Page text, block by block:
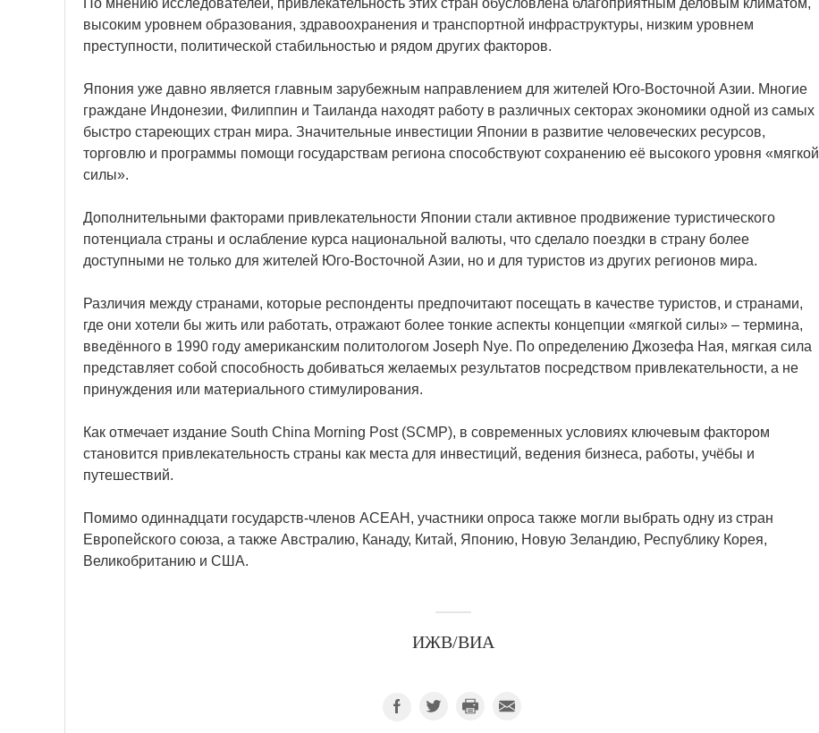
По мнению исследователей, привлекательность этих стран обусловлена благоприятным деловым климатом,
высоким уровнем образования, здравоохранения и транспортной инфраструктуры, низким уровнем
преступности, политической стабильностью и рядом других факторов.
Япония уже давно является главным зарубежным направлением для жителей Юго-Восточной Азии. Многие
граждане Индонезии, Филиппин и Таиланда находят работу в различных секторах экономики одной из самых
быстро стареющих стран мира. Значительные инвестиции Японии в развитие человеческих ресурсов,
торговлю и программы помощи государствам региона способствуют сохранению её высокого уровня «мягкой
силы».
Дополнительными факторами привлекательности Японии стали активное продвижение туристического
потенциала страны и ослабление курса национальной валюты, что сделало поездки в страну более
доступными не только для жителей Юго-Восточной Азии, но и для туристов из других регионов мира.
Различия между странами, которые респонденты предпочитают посещать в качестве туристов, и странами,
где они хотели бы жить или работать, отражают более тонкие аспекты концепции «мягкой силы» – термина,
введённого в 1990 году американским политологом Joseph Nye. По определению Джозефа Ная, мягкая сила
представляет собой способность добиваться желаемых результатов посредством привлекательности, а не
принуждения или материального стимулирования.
Как отмечает издание South China Morning Post (SCMP), в современных условиях ключевым фактором
становится привлекательность страны как места для инвестиций, ведения бизнеса, работы, учёбы и
путешествий.
Помимо одиннадцати государств-членов АСЕАН, участники опроса также могли выбрать одну из стран
Европейского союза, а также Австралию, Канаду, Китай, Японию, Новую Зеландию, Республику Корея,
Великобританию и США.
ИЖВ/ВИА